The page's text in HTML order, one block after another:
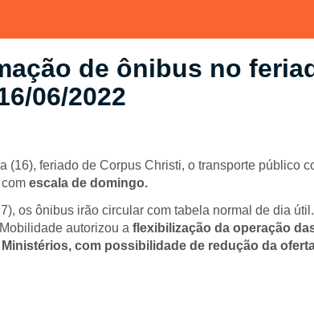
de ônibus no
06/2022
(16), feriado de Corpus Christi, o transporte público
escala de domingo.
os ônibus irão circular com tabela normal de dia
autorizou a flexibilização da operação
com possibilidade de redução da